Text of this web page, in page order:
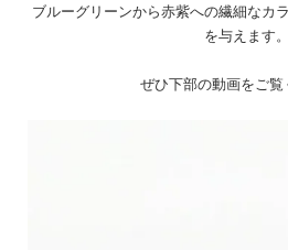
ブルーグリーンから赤紫への繊細なカ
を与えます。
ぜひ下部の動画をご覧